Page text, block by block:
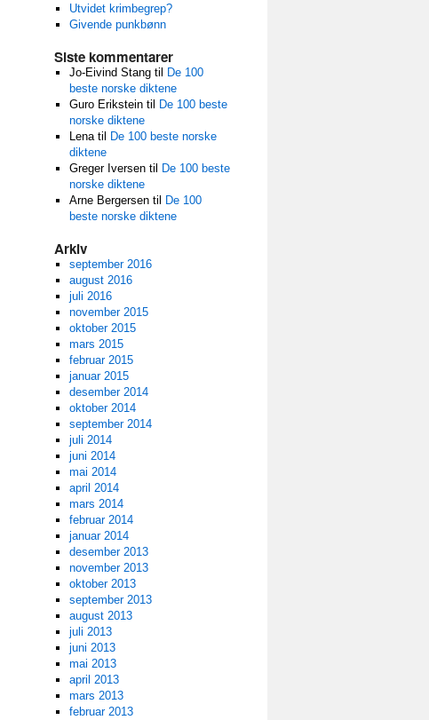
Utvidet krimbegrep?
Givende punkbønn
Siste kommentarer
Jo-Eivind Stangtil
De 100
beste norske diktene
Guro Eriksteintil
De 100 beste
norske diktene
Lenatil
De 100 beste norske
diktene
Greger Iversentil
De 100 beste
norske diktene
Arne Bergersentil
De 100
beste norske diktene
Arkiv
september 2016
august 2016
juli 2016
november 2015
oktober 2015
mars 2015
februar 2015
januar 2015
desember 2014
oktober 2014
september 2014
juli 2014
juni 2014
mai 2014
april 2014
mars 2014
februar 2014
januar 2014
desember 2013
november 2013
oktober 2013
september 2013
august 2013
juli 2013
juni 2013
mai 2013
april 2013
mars 2013
februar 2013